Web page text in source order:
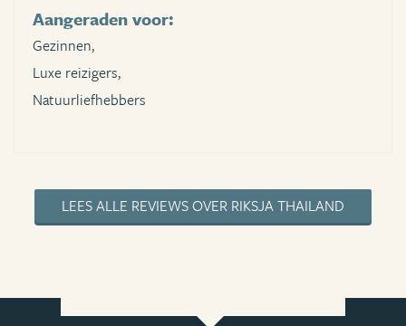
Aangeraden voor:
Gezinnen,
Luxe reizigers,
Natuurliefhebbers
LEES ALLE REVIEWS OVER RIKSJA THAILAND